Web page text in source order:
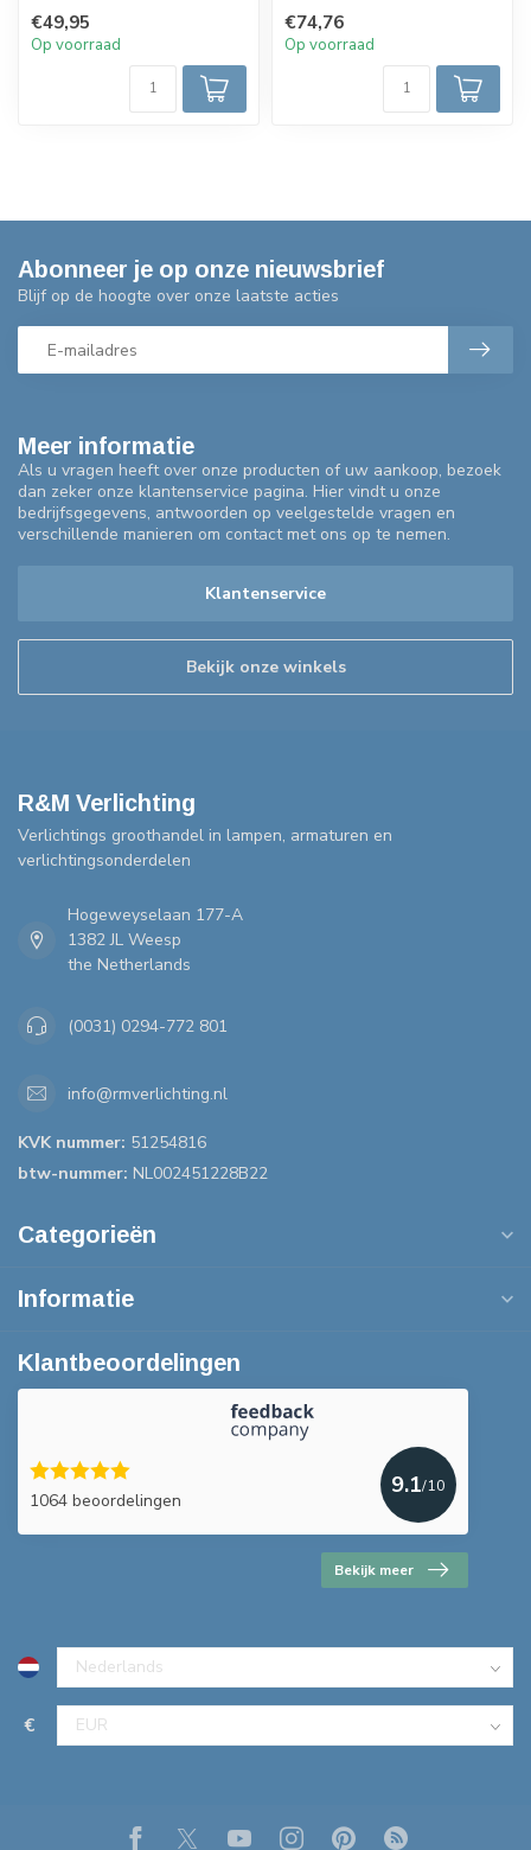
12-...
€49,95
Op voorraad
Voltage 12-48...
€74,76
Op voorraad
Meer informatie
Als u vragen heeft over onze producten of uw aankoop, bezoek
dan zeker onze klantenservice pagina. Hier vindt u onze
bedrijfsgegevens, antwoorden op veelgestelde vragen en
verschillende manieren om contact met ons op te nemen.
Klantenservice
Bekijk onze winkels
Abonneer je op onze nieuwsbrief
Blijf op de hoogte over onze laatste acties
R&M Verlichting
Verlichtings groothandel in lampen, armaturen en
verlichtingsonderdelen
Hogeweyselaan 177-A
1382 JL Weesp
the Netherlands
(0031) 0294-772 801
info@rmverlichting.nl
KVK nummer: 51254816
btw-nummer: NL002451228B22
Categorieën
Informatie
Klantbeoordelingen
1064 beoordelingen
9.1/10
Bekijk meer
€